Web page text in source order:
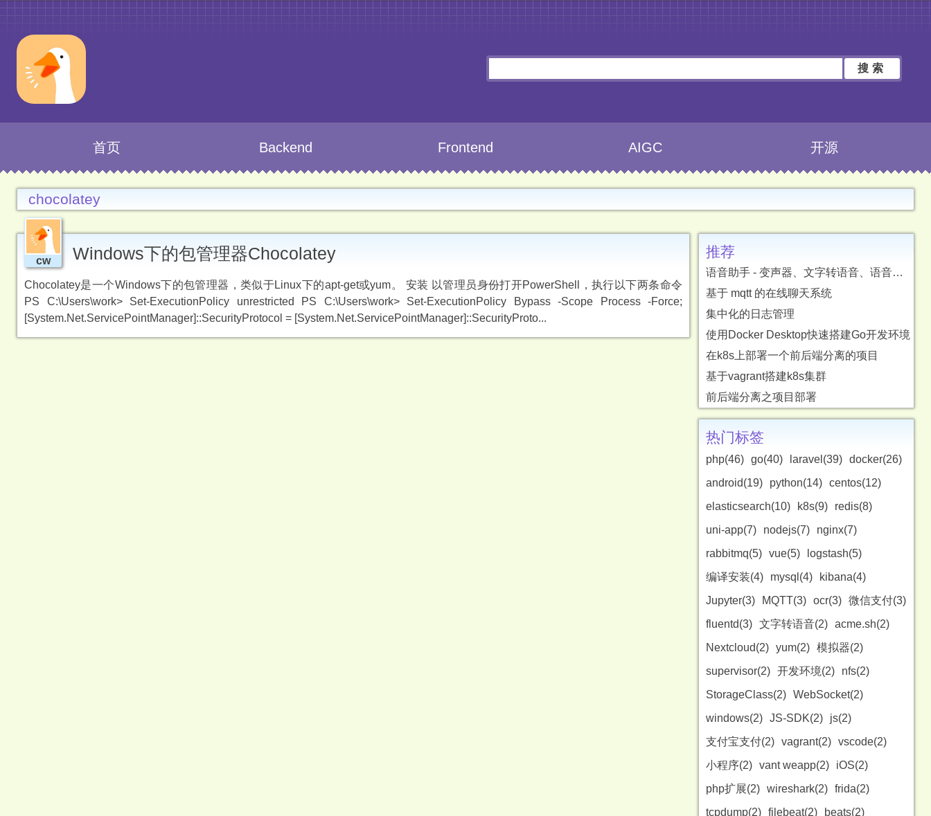
搜索
首页 Backend Frontend AIGC 开源
chocolatey
cw Windows下的包管理器Chocolatey
Chocolatey是一个Windows下的包管理器，类似于Linux下的apt-get或yum。 安装 以管理员身份打开PowerShell，执行以下两条命令
PS C:\Users\work> Set-ExecutionPolicy unrestricted PS C:\Users\work> Set-ExecutionPolicy Bypass -Scope Process -Force;
[System.Net.ServicePointManager]::SecurityProtocol = [System.Net.ServicePointManager]::SecurityProto...
推荐
语音助手 - 变声器、文字转语音、语音转文字、字幕翻译
基于 mqtt 的在线聊天系统
集中化的日志管理
使用Docker Desktop快速搭建Go开发环境
在k8s上部署一个前后端分离的项目
基于vagrant搭建k8s集群
前后端分离之项目部署
热门标签
php(46) go(40) laravel(39) docker(26)
android(19)
python(14) centos(12)
elasticsearch(10)
k8s(9)
redis(8)
uni-app(7)
nodejs(7)
nginx(7)
rabbitmq(5) vue(5)
logstash(5)
编译安装(4)
mysql(4)
kibana(4)
Jupyter(3)
MQTT(3) ocr(3) 微信支付(3)
fluentd(3) 文字转语音(2) acme.sh(2)
Nextcloud(2) yum(2) 模拟器(2)
supervisor(2) 开发环境(2)
nfs(2)
StorageClass(2) WebSocket(2)
windows(2) JS-SDK(2)
js(2)
支付宝支付(2) vagrant(2) vscode(2)
小程序(2) vant weapp(2)
iOS(2)
php扩展(2) wireshark(2) frida(2)
tcpdump(2) filebeat(2)
beats(2)